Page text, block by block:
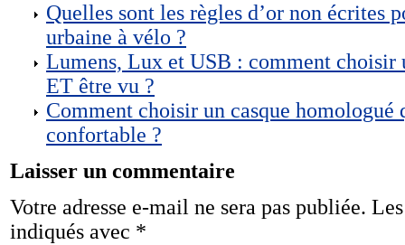
Quelles sont les règles d’or non écrites
urbaine à vélo ?
Lumens, Lux et USB : comment
ET être vu ?
Comment choisir un casque homologué
confortable ?
Laisser un commentaire
Votre adresse e-mail ne sera pas publiée.
indiqués avec *